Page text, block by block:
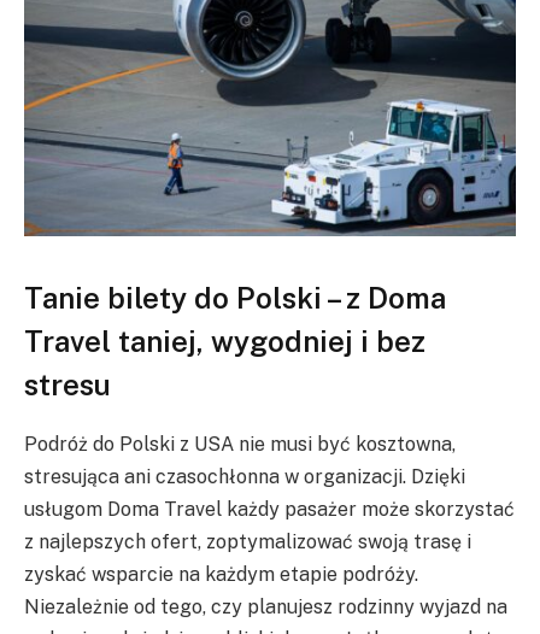
Tanie bilety do Polski – z Doma
Travel taniej, wygodniej i bez
stresu
Podróż do Polski z USA nie musi być kosztowna,
stresująca ani czasochłonna w organizacji. Dzięki
usługom Doma Travel każdy pasażer może skorzystać
z najlepszych ofert, zoptymalizować swoją trasę i
zyskać wsparcie na każdym etapie podróży.
Niezależnie od tego, czy planujesz rodzinny wyjazd na